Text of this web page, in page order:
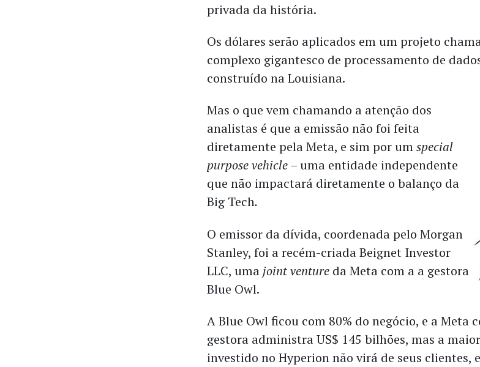
privada da história.
Os dólares serão aplicados em um projeto
complexo gigantesco de processamento de
construído na Louisiana.
Mas o que vem chamando a atenção dos
analistas é que a emissão não foi feita
diretamente pela Meta, e sim por umspecial
purpose vehicle – uma entidade independente
que não impactará diretamente o balanço da
Big Tech.
O emissor da dívida, coordenada pelo Morgan
Stanley, foi a recém-criada Beignet Investor
LLC, uma joint venture da Meta com a a gestora
Blue Owl.
A Blue Owl ficou com 80% do negócio, e a Meta
gestora administra US$ 145 bilhões, mas a
investido no Hyperion não virá de seus clientes,